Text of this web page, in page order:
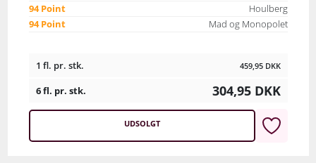
94 Point
Houlberg
94 Point
Mad og Monopolet
1 fl. pr. stk. 459,95 DKK
6 fl. pr. stk. 304,95 DKK
UDSOLGT